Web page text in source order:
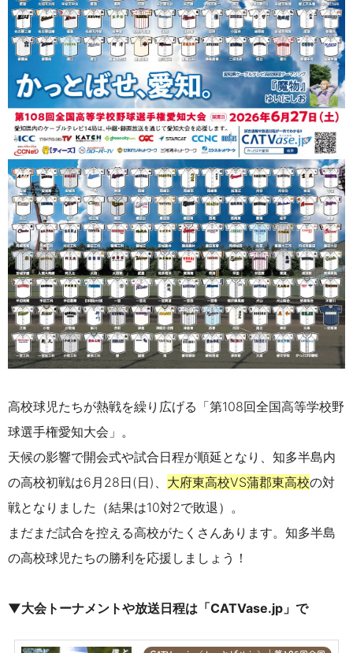
高校球児たちが熱戦を繰り広げる「第108回全国高等学校野
球選手権愛知大会」。
天候の影響で開会式や試合日程が順延となり、知多半島内
の高校初戦は6月28日(日)、 大府東高校VS蒲郡東高校の対
戦となりました（結果は10対2で敗退）。
まだまだ試合を控える高校がたくさんあります。知多半島
の高校球児たちの勝利を応援しましょう！
▼大会トーナメントや放送日程は「CATVase.jp」で